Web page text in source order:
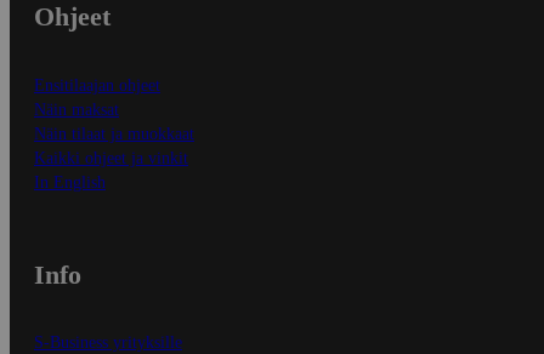
Ohjeet
Ensitilaajan ohjeet
Näin maksat
Näin tilaat ja muokkaat
Kaikki ohjeet ja vinkit
In English
Info
S-Business yrityksille